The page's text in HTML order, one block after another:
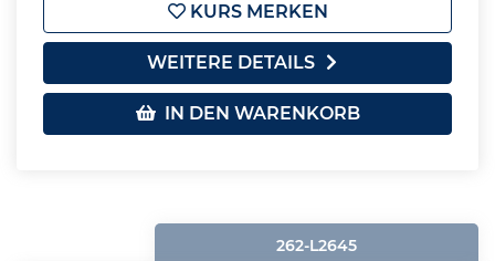
KURS MERKEN
WEITERE DETAILS
IN DEN WARENKORB
262-L2645